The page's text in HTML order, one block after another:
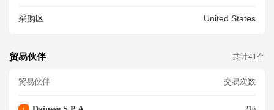
采购区 United States
贸易伙伴 共计41个
贸易伙伴 交易次数